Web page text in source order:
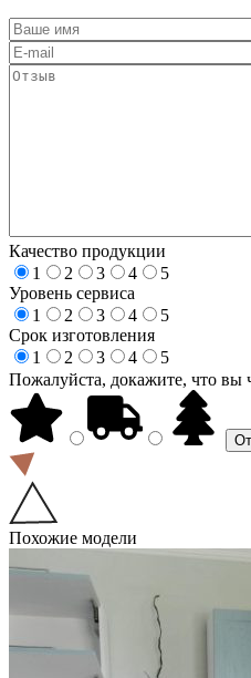
Качество продукции
1
2 3 4
5
Уровень сервиса
1
2 3 4
5
Срок изготовления
1
2 3 4
5
Пожалуйста, докажите, что вы
Похожие модели